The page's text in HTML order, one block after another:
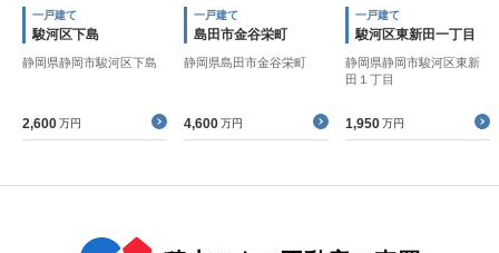
一戸建て
駿河区下島
静岡県静岡市駿河区下島
2,600 万円
一戸建て
島田市金谷栄町
静岡県島田市金谷栄町
4,600 万円
一戸建て
駿河区東新田一丁目
静岡県静岡市駿河区東新
田１丁目
1,950 万円